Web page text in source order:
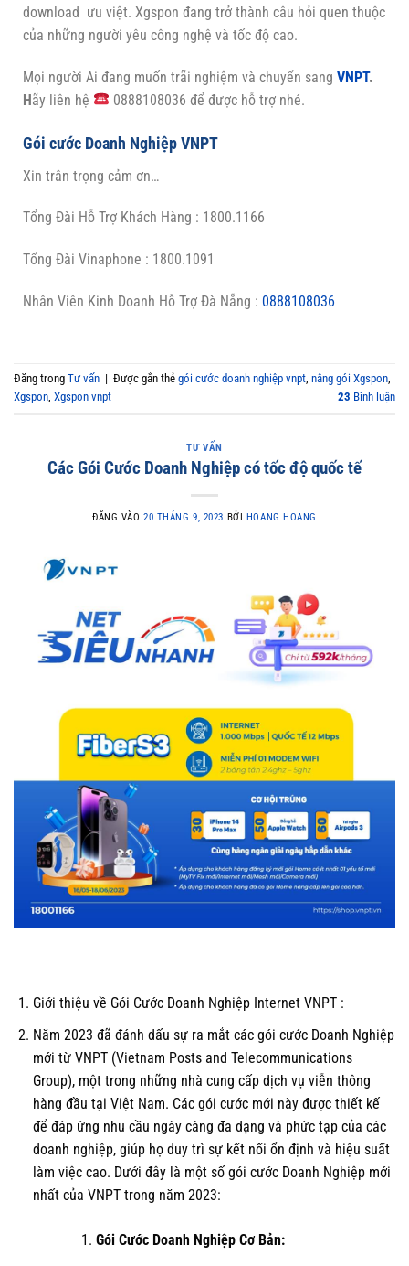
download ưu việt. Xgspon đang trở thành câu hỏi quen thuộc
của những người yêu công nghệ và tốc độ cao.
Mọi người Ai đang muốn trãi nghiệm và chuyển sang VNPT.
Hãy liên hệ 0888108036 để được hỗ trợ nhé.
Gói cước Doanh Nghiệp VNPT
Xin trân trọng cảm ơn…
Tổng Đài Hỗ Trợ Khách Hàng : 1800.1166
Tổng Đài Vinaphone : 1800.1091
Nhân Viên Kinh Doanh Hỗ Trợ Đà Nẵng : 0888108036
Đăng trong Tư vấn | Được gắn thẻ gói cước doanh nghiệp vnpt, nâng gói Xgspon,
Xgspon, Xgspon vnpt 23 Bình luận
TƯ VẤN
Các Gói Cước Doanh Nghiệp có tốc độ quốc tế
ĐĂNG VÀO20 THÁNG 9, 2023 BỞI HOANG HOANG
Giới thiệu về Gói Cước Doanh Nghiệp Internet VNPT :
Năm 2023 đã đánh dấu sự ra mắt các gói cước Doanh Nghiệp
mới từ VNPT (Vietnam Posts and Telecommunications
Group), một trong những nhà cung cấp dịch vụ viễn thông
hàng đầu tại Việt Nam. Các gói cước mới này được thiết kế
để đáp ứng nhu cầu ngày càng đa dạng và phức tạp của các
doanh nghiệp, giúp họ duy trì sự kết nối ổn định và hiệu suất
làm việc cao. Dưới đây là một số gói cước Doanh Nghiệp mới
nhất của VNPT trong năm 2023:
Gói Cước Doanh Nghiệp Cơ Bản: